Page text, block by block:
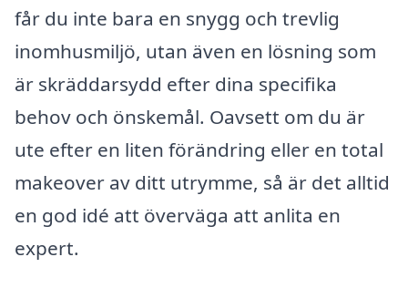
får du inte bara en snygg och trevlig
inomhusmiljö, utan även en lösning som
är skräddarsydd efter dina specifika
behov och önskemål. Oavsett om du är
ute efter en liten förändring eller en total
makeover av ditt utrymme, så är det alltid
en god idé att överväga att anlita en
expert.